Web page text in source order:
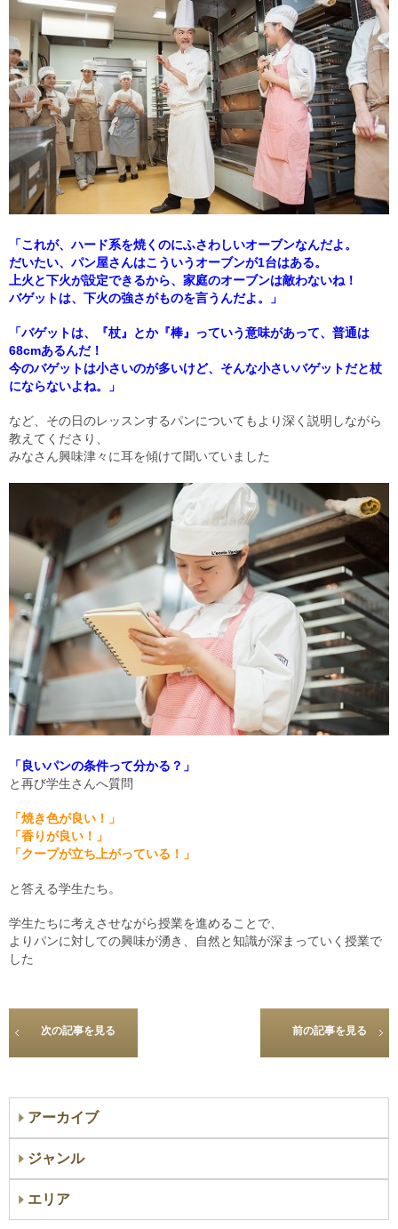
「これが、ハード系を焼くのにふさわしいオーブンなんだよ。
だいたい、パン屋さんはこういうオーブンが1台はある。
上火と下火が設定できるから、家庭のオーブンは敵わないね！
バゲットは、下火の強さがものを言うんだよ。」
「バゲットは、『杖』とか『棒』っていう意味があって、普通は
68cmあるんだ！
今のバゲットは小さいのが多いけど、そんな小さいバゲットだと杖
にならないよね。」
など、その日のレッスンするパンについてもより深く説明しながら
教えてくださり、
みなさん興味津々に耳を傾けて聞いていました
「良いパンの条件って分かる？」
と再び学生さんへ質問
「焼き色が良い！」
「香りが良い！」
「クープが立ち上がっている！」
と答える学生たち。
学生たちに考えさせながら授業を進めることで、
よりパンに対しての興味が湧き、自然と知識が深まっていく授業で
した
次の記事を見る 前の記事を見る
アーカイブ
ジャンル
エリア